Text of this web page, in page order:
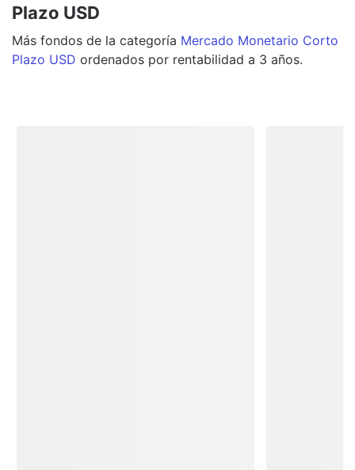
Plazo USD
Más fondos de la categoría Mercado Monetario Corto
Plazo USD ordenados por rentabilidad a 3 años.